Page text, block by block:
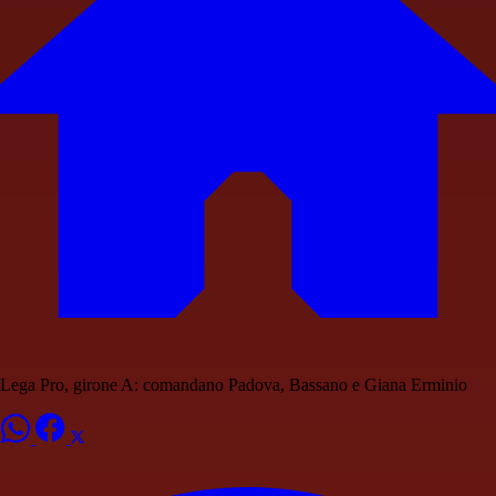
Lega Pro, girone A: comandano Padova, Bassano e Giana Erminio